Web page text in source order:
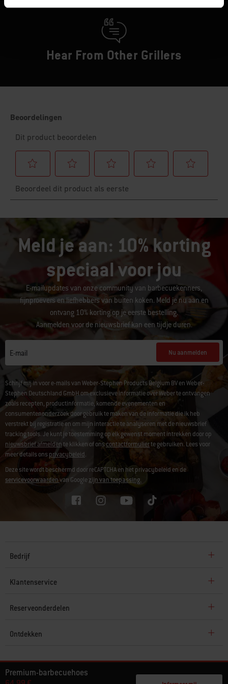
Premium-barbecuehoes
Hear From Other Grillers
Meld je aan: 10% korting
speciaal voor jou
E-mailupdates van onze community van barbecuekenners,
fijnproevers en liefhebbers van buiten koken. Meld je nu aan en
ontvang 10% korting op je eerste bestelling.
Aanmelden voor de nieuwsbrief kan een tijdje duren.
E-mail Nu aanmelden
Schrijf mij in voor e-mails van Weber-Stephen Products Belgium BV en Weber-
Stephen Deutschland GmbH om exclusieve informatie over Weber te ontvangen
zoals recepten, productinformatie, komende evenementen en
consumentenonderzoek door gebruik te maken van de informatie die ik heb
verstrekt bij registratie en om mijn interactie te analyseren met de nieuwsbrief
tracking tools. Je kunt je toestemming op elk gewenst moment intrekken door op
nieuwsbrief afmeldente klikken of onscontactformulierte gebruiken. Lees voor
meer details onsprivacybeleid.
Deze site wordt beschermd door reCAPTCHA en het privacybeleid en de
servicevoorwaardenvan Googlezijn van toepassing.
Bedrijf
Klantenservice
Reserveonderdelen
Ontdekken
© 2026 Weber. Alle rechten voorbehouden.